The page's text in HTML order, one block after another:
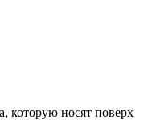
которую носят поверх